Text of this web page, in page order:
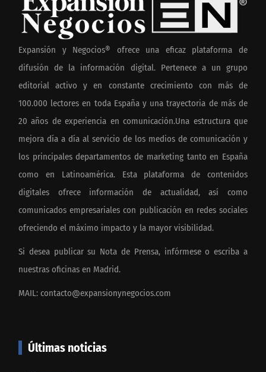
Expansión y Negocios® ofrece una eficaz plataforma de
difusión de la información digital. Pertenece a un grupo
editorial activo y en constante crecimiento con más de
100.000 lectores en toda España y una trayectoria de más de
20 años de experiencia en comunicación.Una estructura que
mejora día a día al servicio de los medios de comunicación y
los principales departamentos de marketing tanto en España
como en Latinoamérica. Esta plataforma de contenidos
digitales ofrece información de actualidad, así como
comunicados empresariales con publicación en redes sociales
ofreciendo el máximo impacto y la mayor visibilidad.
Si desea publicar su Nota de Prensa, infórmese o escriba a
nuestras oficinas en Madrid.
MAIL: contacto@expansionynegocios.com
Últimas noticias